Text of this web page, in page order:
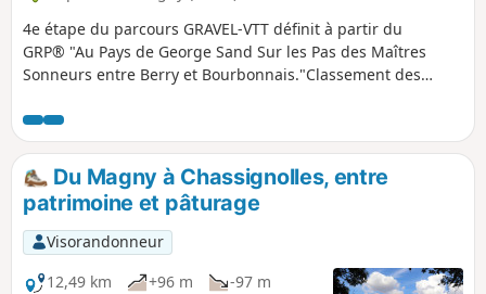
4e étape du parcours GRAVEL-VTT définit à partir du
GRP® "Au Pays de George Sand Sur les Pas des Maîtres
Sonneurs entre Berry et Bourbonnais."Classement des
Du Magny à Chassignolles, entre
patrimoine et pâturage
Visorandonneur
12,49 km
+96 m
-97 m